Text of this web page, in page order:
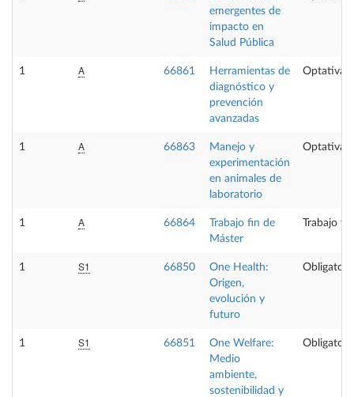
emergentes de
impacto en
Salud Pública
1 A 66861
Herramientas de
diagnóstico y
prevención
avanzadas
Optativa
1 A 66863
Manejo y
experimentación
en animales de
laboratorio
Optativa
1 A 66864
Trabajo fin de
Máster
Trabajo
1 S1 66850
One Health:
Origen,
evolución y
futuro
1 S1 66851
One Welfare:
Medio
ambiente,
sostenibilidad y